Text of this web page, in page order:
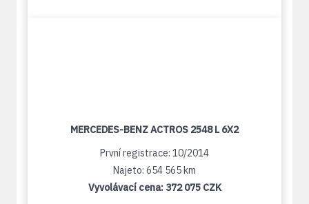
MERCEDES-BENZ ACTROS 2548 L 6X2
První registrace: 10/2014
Najeto: 654 565 km
Vyvolávací cena: 372 075 CZK